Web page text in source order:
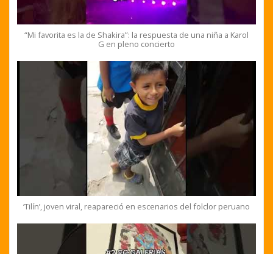
“Mi favorita es la de Shakira”: la respuesta de una niña a Karol
G en pleno concierto
‘Tilín’, joven viral, reapareció en escenarios del folclor peruano